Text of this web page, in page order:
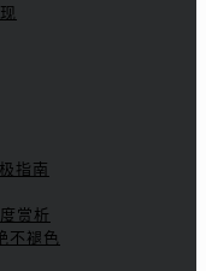
指南
赏析
不褪色